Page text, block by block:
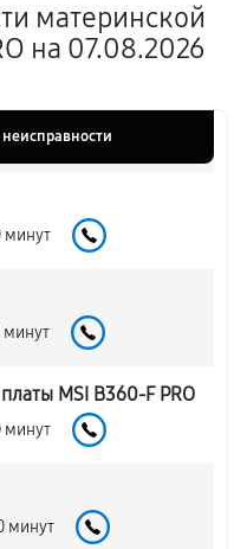
материнской
на 07.08.2026
минут
минут
MSI B360-F PRO
минут
минут